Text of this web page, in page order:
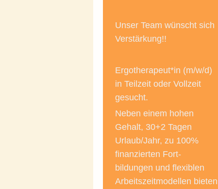
Unser Team wünscht sich
Verstärkung!!
Ergotherapeut*in (m/w/d)
in Teilzeit oder Vollzeit
gesucht.
Neben einem hohen
Gehalt, 30+2 Tagen
Urlaub/Jahr, zu 100%
finanzierten Fort-
bildungen und flexiblen
Arbeitszeitmodellen bieten